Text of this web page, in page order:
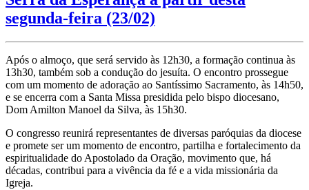
segunda-feira (23/02)
Após o almoço, que será servido às 12h30, a formação continua às
13h30, também sob a condução do jesuíta. O encontro prossegue
com um momento de adoração ao Santíssimo Sacramento, às 14h50,
e se encerra com a Santa Missa presidida pelo bispo diocesano,
Dom Amilton Manoel da Silva, às 15h30.
O congresso reunirá representantes de diversas paróquias da diocese
e promete ser um momento de encontro, partilha e fortalecimento da
espiritualidade do Apostolado da Oração, movimento que, há
décadas, contribui para a vivência da fé e a vida missionária da
Igreja.